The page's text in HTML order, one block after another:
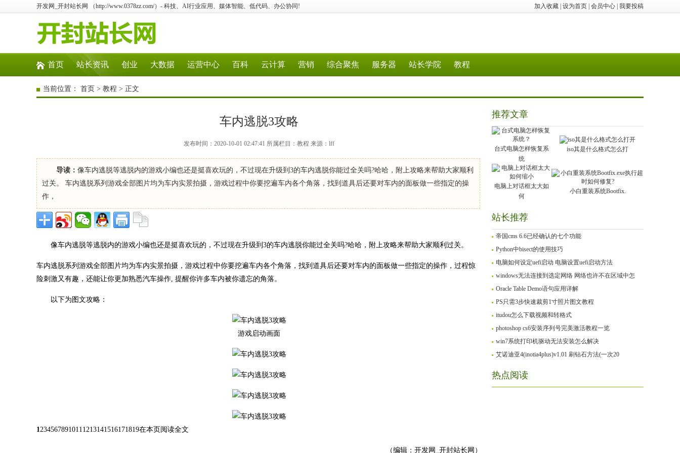
加入收藏 设为首页 会员中心 我要投稿
开发网_开封站长网 （http://www.0378zz.com/）- 科技、AI行业应用、媒体智能、低代码、办公协同!
首页 站长资讯 创业 大数据 运营中心 百科 云计算 营销 综合聚焦 服务器 站长学院 教程
当前位置： 首页 > 教程 > 正文
车内逃脱3攻略
发布时间：2020-10-01 02:47:41 所属栏目：教程 来源：lff
导读： 像车内逃脱等逃脱内的游戏小编也还是挺喜欢玩的，不过现在升级到3的车内逃脱你能过全关吗?哈哈，附上攻略来帮助大家顺利
过关。 车内逃脱系列游戏全部图片均为车内实景拍摄，游戏过程中你要挖遍车内各个角落，找到道具后还要对车内的面板做一些指定的操
作，
像车内逃脱等逃脱内的游戏小编也还是挺喜欢玩的，不过现在升级到3的车内逃脱你能过全关吗?哈哈，附上攻略来帮助大家顺利过关。
车内逃脱系列游戏全部图片均为车内实景拍摄，游戏过程中你要挖遍车内各个角落，找到道具后还要对车内的面板做一些指定的操作，过程惊
险刺激又有趣，还能让你更加熟悉汽车操作, 提醒你许多车内被你遗忘的角落。
以下为图文攻略：
游戏启动画面
12345678910111213141516171819在本页阅读全文
（编辑：开发网_开封站长网）
推荐文章
台式电脑怎样恢复系
统
iso其是什么格式怎么打
电脑上对话框太大如
何
小白重装系统Bootfix.
站长推荐
帝国cms 6.6已经确认的七个功能
Python中bisect的使用技巧
电脑如何设定uefi启动 电脑设置uefi启动方法
windows无法连接到选定网络 网络也许不在区域中怎
Oracle Table Demo语句应用详解
PS只需3步快速裁剪1寸照片图文教程
itudou怎么下载视频和转格式
photoshop cs6安装序列号完美激活教程一览
win7系统打印机驱动无法安装怎么解决
艾诺迪亚4(inotia4plus)v1.01 刷钻石方法(一次20
热点阅读